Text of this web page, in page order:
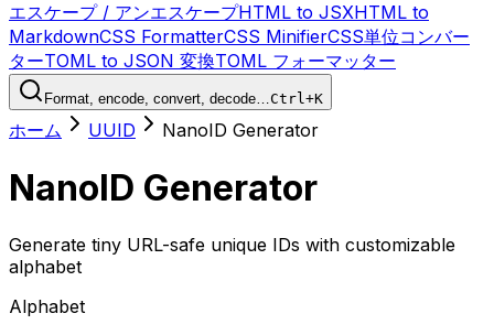
エスケープ / アンエスケープHTML to JSXHTML to
MarkdownCSS FormatterCSS MinifierCSS単位コンバー
ターTOML to JSON 変換TOML フォーマッター
Format, encode, convert, decode…Ctrl+K
ホーム UUID NanoID Generator
NanoID Generator
Generate tiny URL-safe unique IDs with customizable
alphabet
Alphabet